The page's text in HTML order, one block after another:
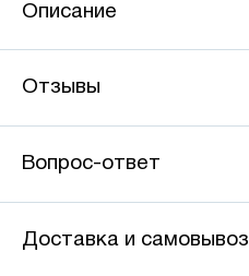
Описание
Отзывы
Вопрос-ответ
Доставка и самовывоз